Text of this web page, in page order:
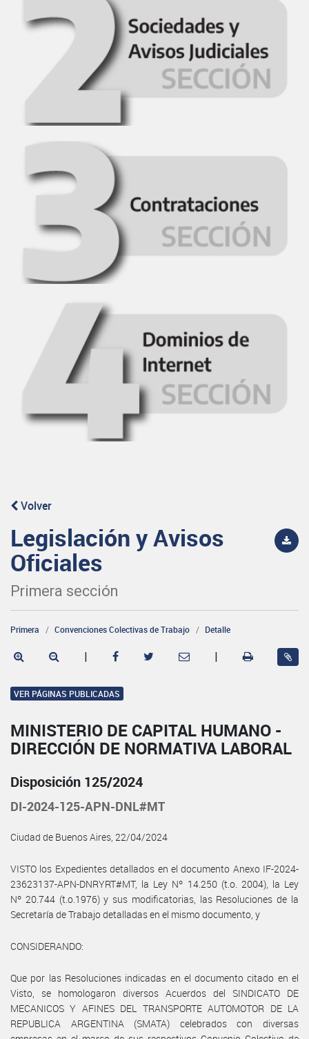
Volver
Legislación y Avisos
Oficiales
Primera sección
Primera Convenciones Colectivas de Trabajo Detalle
| |
VER PÁGINAS PUBLICADAS
MINISTERIO DE CAPITAL HUMANO -
DIRECCIÓN DE NORMATIVA LABORAL
Disposición 125/2024
DI-2024-125-APN-DNL#MT
Ciudad de Buenos Aires, 22/04/2024
VISTO los Expedientes detallados en el documento Anexo IF-2024-
23623137-APN-DNRYRT#MT, la Ley Nº 14.250 (t.o. 2004), la Ley
Nº 20.744 (t.o.1976) y sus modificatorias, las Resoluciones de la
Secretaría de Trabajo detalladas en el mismo documento, y
CONSIDERANDO:
Que por las Resoluciones indicadas en el documento citado en el
Visto, se homologaron diversos Acuerdos del SINDICATO DE
MECANICOS Y AFINES DEL TRANSPORTE AUTOMOTOR DE LA
REPUBLICA ARGENTINA (SMATA) celebrados con diversas